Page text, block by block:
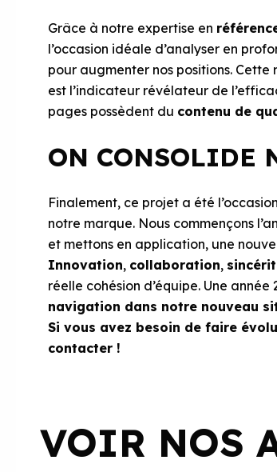
Grâce à notre expertise en
l’occasion idéale d’analyser en
pour augmenter nos positions. Cette
est l’indicateur révélateur de
pages possèdent du contenu de
ON CONSOLIDE
Finalement, ce projet a été
notre marque. Nous commençons
et mettons en application, une
Innovation, collaboration,
réelle cohésion d’équipe. Une
navigation dans notre nouveau
Si vous avez besoin de faire
contacter !
VOIR NOS